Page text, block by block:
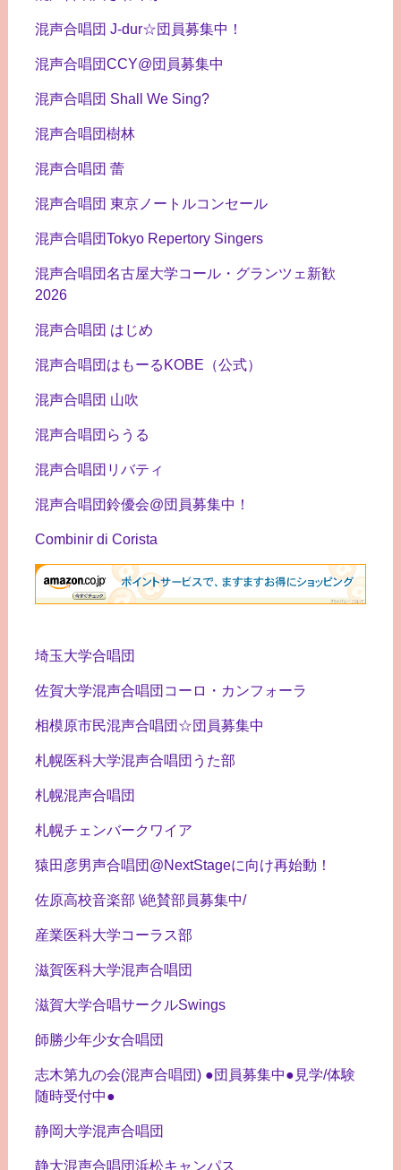
混声合唱団 J-dur☆団員募集中！
混声合唱団CCY@団員募集中
混声合唱団 Shall We Sing?
混声合唱団樹林
混声合唱団 蕾
混声合唱団 東京ノートルコンセール
混声合唱団Tokyo Repertory Singers
混声合唱団名古屋大学コール・グランツェ新歓
2026
混声合唱団 はじめ
混声合唱団はもーるKOBE（公式）
混声合唱団 山吹
混声合唱団らうる
混声合唱団リバティ
混声合唱団鈴優会@団員募集中！
Combinir di Corista
埼玉大学合唱団
佐賀大学混声合唱団コーロ・カンフォーラ
相模原市民混声合唱団☆団員募集中
札幌医科大学混声合唱団うた部
札幌混声合唱団
札幌チェンバークワイア
猿田彦男声合唱団@NextStageに向け再始動！
佐原高校音楽部 \絶賛部員募集中/
産業医科大学コーラス部
滋賀医科大学混声合唱団
滋賀大学合唱サークルSwings
師勝少年少女合唱団
志木第九の会(混声合唱団) ●団員募集中●見学/体験
随時受付中●
静岡大学混声合唱団
静大混声合唱団浜松キャンパス